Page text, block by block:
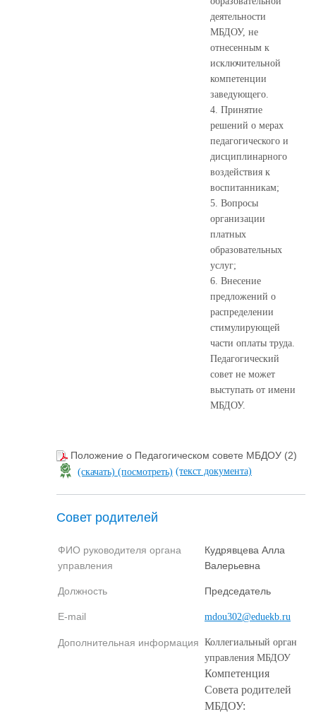
деятельности
МБДОУ, не
отнесенным к
исключительной
компетенции
заведующего.
4. Принятие
решений о мерах
педагогического и
дисциплинарного
воздействия к
воспитанникам;
5. Вопросы
организации
платных
образовательных
услуг;
6. Внесение
предложений о
распределении
стимулирующей
части оплаты труда.
Педагогический
совет не может
выступать от имени
МБДОУ.
Положение о Педагогическом совете МБДОУ (2)
(скачать) (посмотреть) (текст документа)
Совет родителей
ФИО руководителя органа
управления
Кудрявцева Алла
Валерьевна
Должность Председатель
E-mail mdou302@eduekb.ru
Дополнительная информация Коллегиальный орган
управления МБДОУ
Компетенция
Совета родителей
МБДОУ: